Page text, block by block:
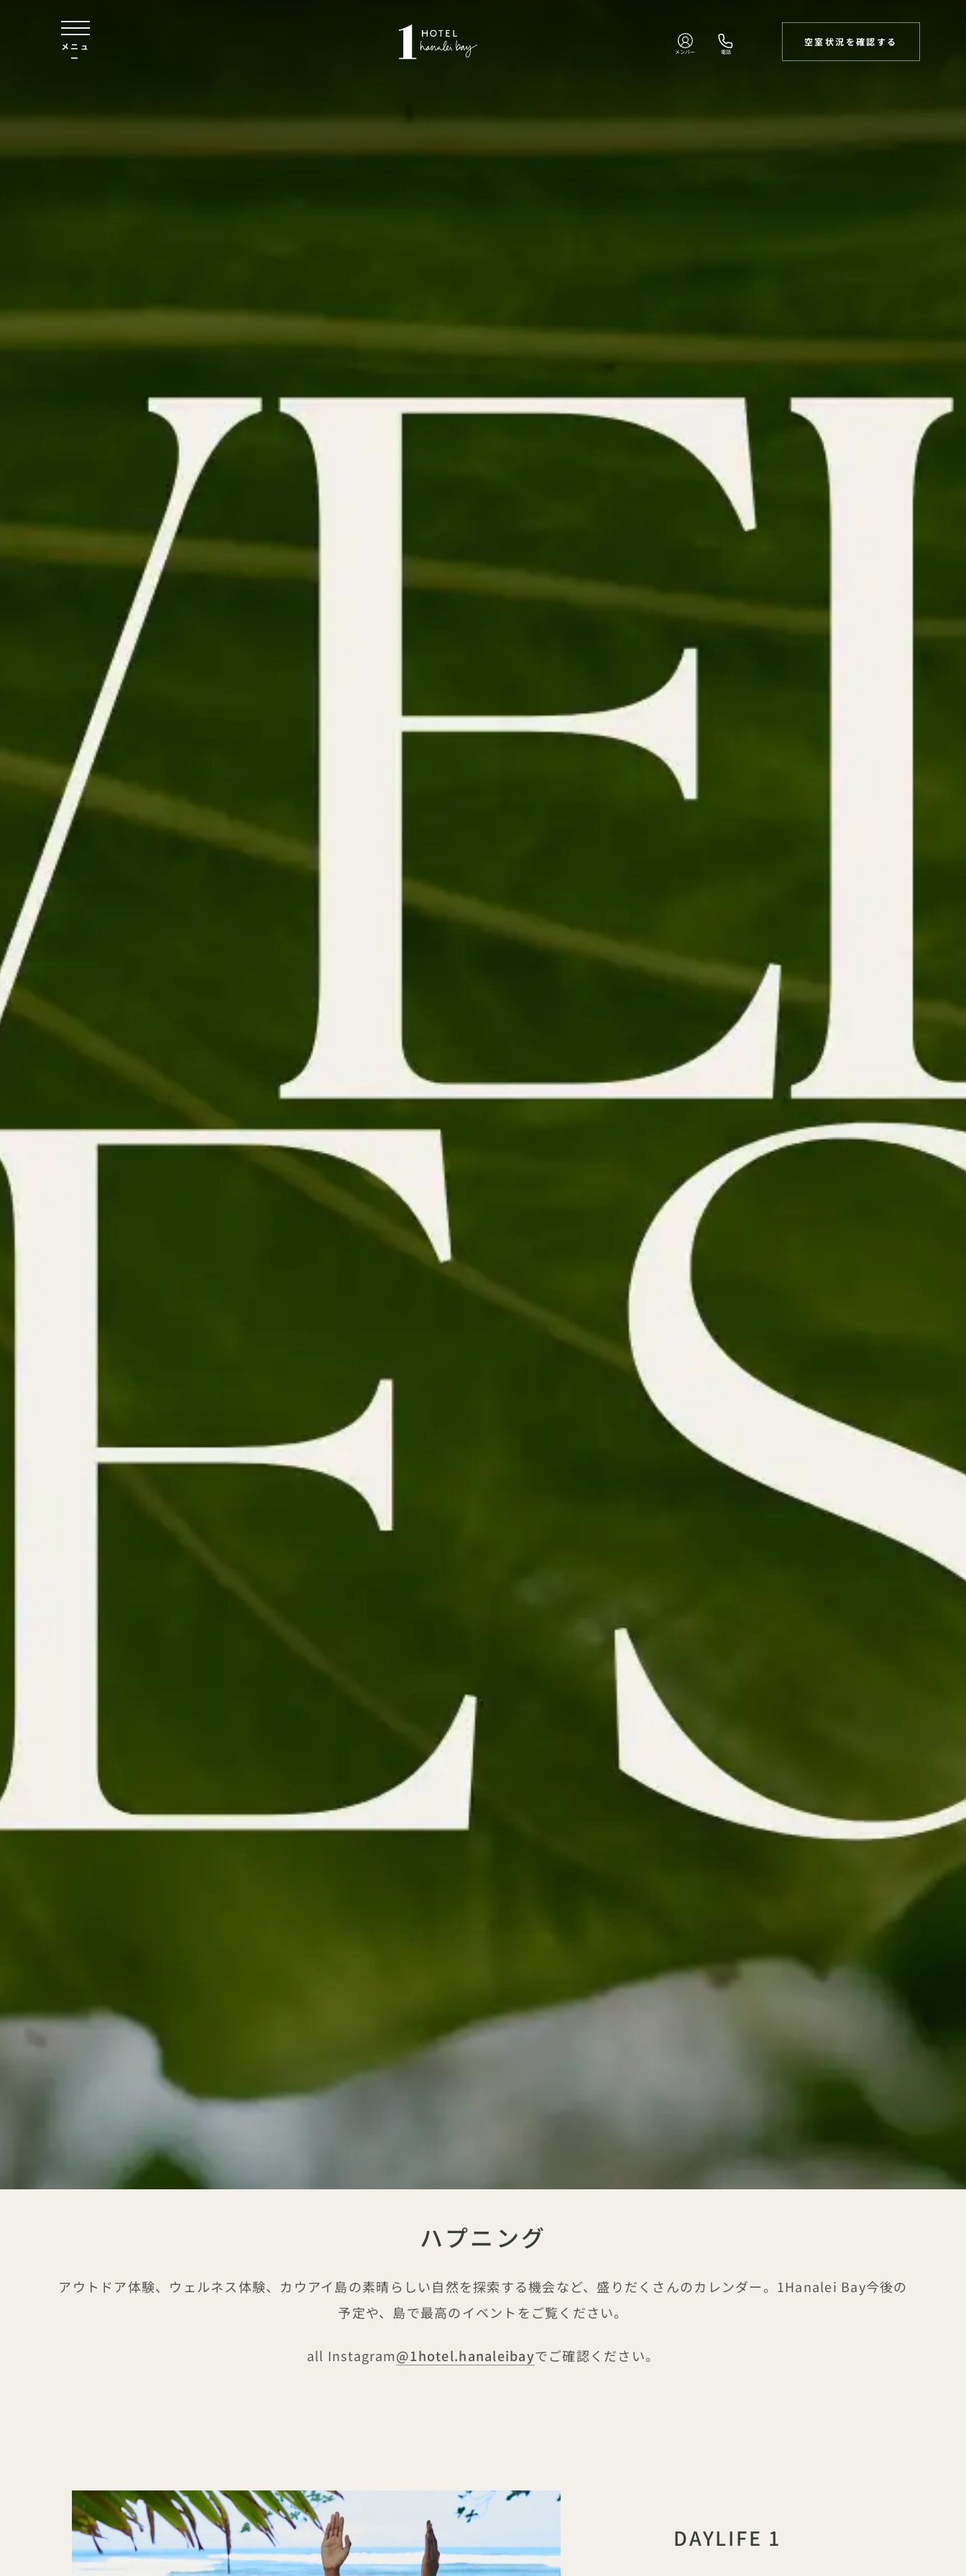
メニュ
ー
メンバー 電話
空室状況を確認する
ハプニング
アウトドア体験、ウェルネス体験、カウアイ島の素晴らしい自然を探索する機会など、盛りだくさんのカレンダー。1Hanalei Bay今後の
予定や、島で最高のイベントをご覧ください。
all Instagram@1hotel.hanaleibayでご確認ください。
DAYLIFE 1